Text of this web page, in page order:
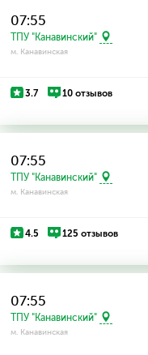
07:55
ТПУ "Канавинский"
м. Канавинская
3.7 10 отзывов
07:55
ТПУ "Канавинский"
м. Канавинская
4.5 125 отзывов
07:55
ТПУ "Канавинский"
м. Канавинская